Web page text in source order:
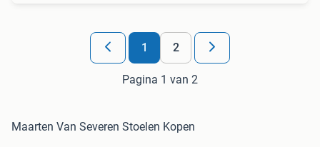
1 2
Pagina 1 van 2
Maarten Van Severen Stoelen Kopen